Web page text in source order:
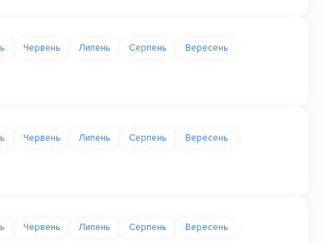
Червень Липень Серпень Вересень
Червень Липень Серпень Вересень
Червень Липень Серпень Вересень